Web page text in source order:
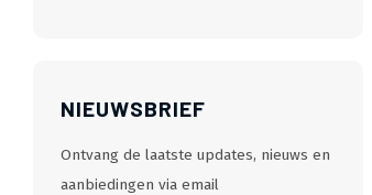
NIEUWSBRIEF
Ontvang de laatste updates, nieuws en
aanbiedingen via email